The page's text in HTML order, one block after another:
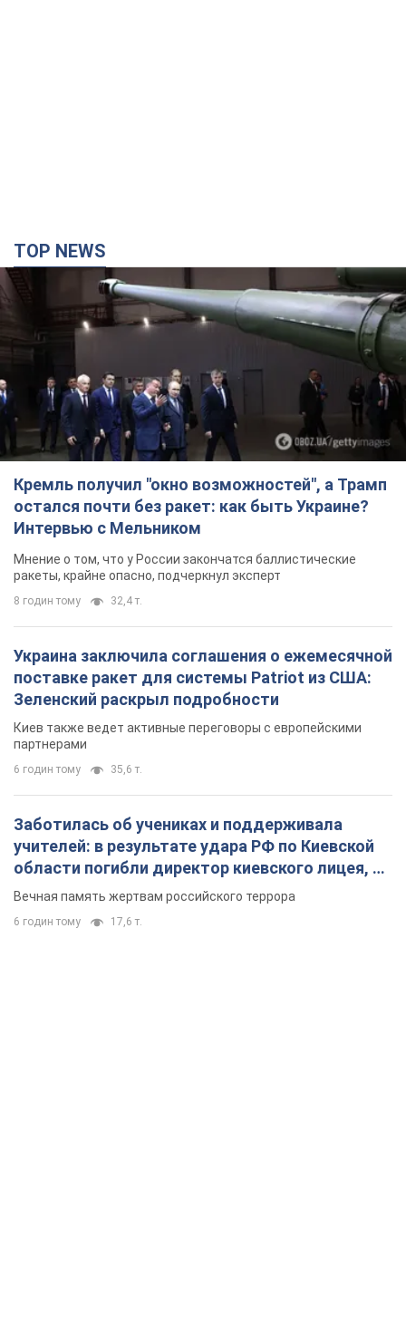
TOP NEWS
Кремль получил "окно возможностей", а Трамп
остался почти без ракет: как быть Украине?
Интервью с Мельником
Мнение о том, что у России закончатся баллистические
ракеты, крайне опасно, подчеркнул эксперт
8 годин тому 32,4 т.
Украина заключила соглашения о ежемесячной
поставке ракет для системы Patriot из США:
Зеленский раскрыл подробности
Киев также ведет активные переговоры с европейскими
партнерами
6 годин тому 35,6 т.
Заботилась об учениках и поддерживала
учителей: в результате удара РФ по Киевской
области погибли директор киевского лицея, её
муж и внук
Вечная память жертвам российского террора
6 годин тому 17,6 т.